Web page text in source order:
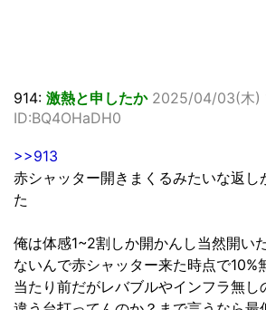
914: 激熱と申したか 2025/04/03(木)
ID:BQ4OHaDH0
>>913
赤シャッター開きまくるみたいな返し
た
俺は体感1~2割しか開かんし当然開い
ないんで赤シャッター来た時点で10%
当たり前だがレバブルやインフラ無し